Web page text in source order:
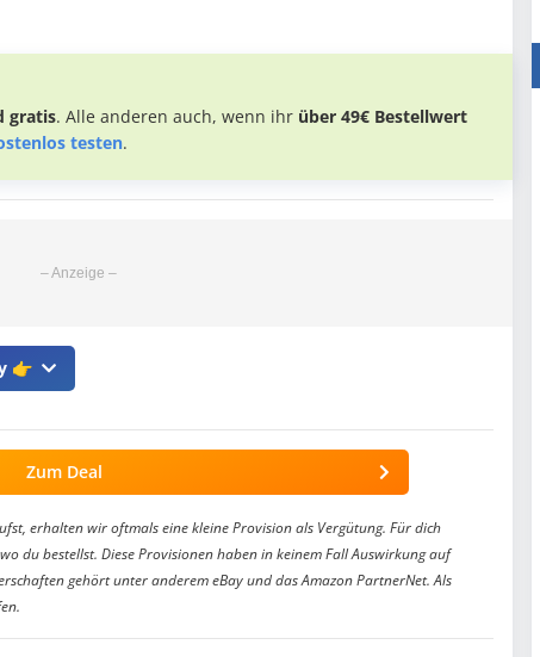
gratis. Alle anderen auch, wenn ihr über 49€ Bestellwert
testen.
👉
Zum Deal
erhalten wir oftmals eine kleine Provision als Vergütung. Für dich
du bestellst. Diese Provisionen haben in keinem Fall Auswirkung auf
gehört unter anderem eBay und das Amazon PartnerNet. Als